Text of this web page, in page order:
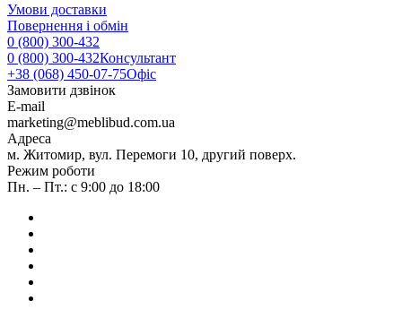
Умови доставки
Повернення і обмін
0 (800) 300-432
0 (800) 300-432Консультант
+38 (068) 450-07-75Офіс
Замовити дзвінок
E-mail
marketing@meblibud.com.ua
Адреса
м. Житомир, вул. Перемоги 10, другий поверх.
Режим роботи
Пн. – Пт.: с 9:00 до 18:00